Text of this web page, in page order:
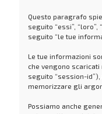
Questo paragrafo
seguito “essi”,
seguito “le tue
Le tue informazioni
che vengono
seguito “session-
memorizzare gli
Possiamo anche